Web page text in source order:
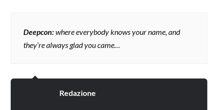
Deepcon:where everybody knows your name, and
they’re always glad you came…
Redazione